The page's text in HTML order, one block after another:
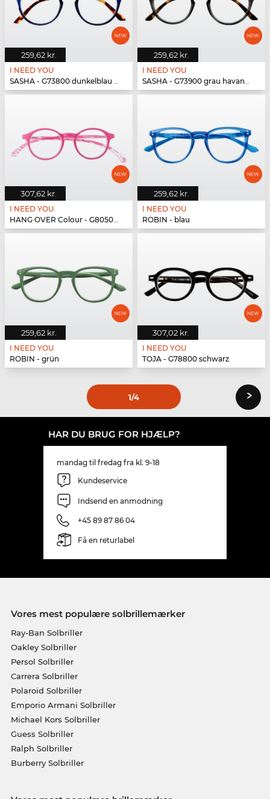
259,62 kr.
I NEED YOU
SASHA - G73800 dunkelblau havanna
259,62 kr.
I NEED YOU
SASHA - G73900 grau havanna
307,62 kr.
I NEED YOU
HANG OVER Colour - G80500 pink
259,62 kr.
I NEED YOU
ROBIN - blau
259,62 kr.
I NEED YOU
ROBIN - grün
307,02 kr.
I NEED YOU
TOJA - G78800 schwarz
1/4 ›
HAR DU BRUG FOR HJÆLP?
mandag til fredag fra kl. 9-18
Kundeservice
Indsend en anmodning
+45 89 87 86 04
Få en returlabel
Vores mest populære solbrillemærker
Ray-Ban Solbriller
Oakley Solbriller
Persol Solbriller
Carrera Solbriller
Polaroid Solbriller
Emporio Armani Solbriller
Michael Kors Solbriller
Guess Solbriller
Ralph Solbriller
Burberry Solbriller